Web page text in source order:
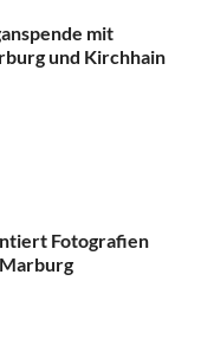
mit
und Kirchhain
Fotografien